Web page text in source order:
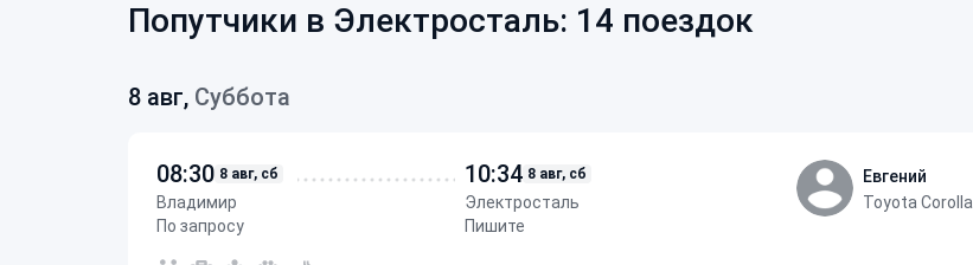
Попутчики в Электросталь: 14 поездок
8 авг, Суббота
08:30 8 авг, сб
Владимир
По запросу
10:34 8 авг, сб
Электросталь
Пишите
Евгений
Toyota Corolla